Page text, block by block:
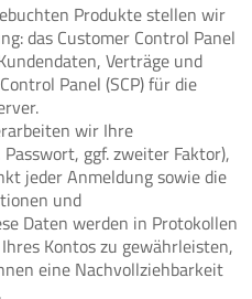
Produkte stellen wir
das Customer Control Panel
Verträge und
Panel (SCP) für die
wir Ihre
ggf. zweiter Faktor),
jeder Anmeldung sowie die
und
Daten werden in Protokollen
Kontos zu gewährleisten,
eine Nachvollziehbarkeit